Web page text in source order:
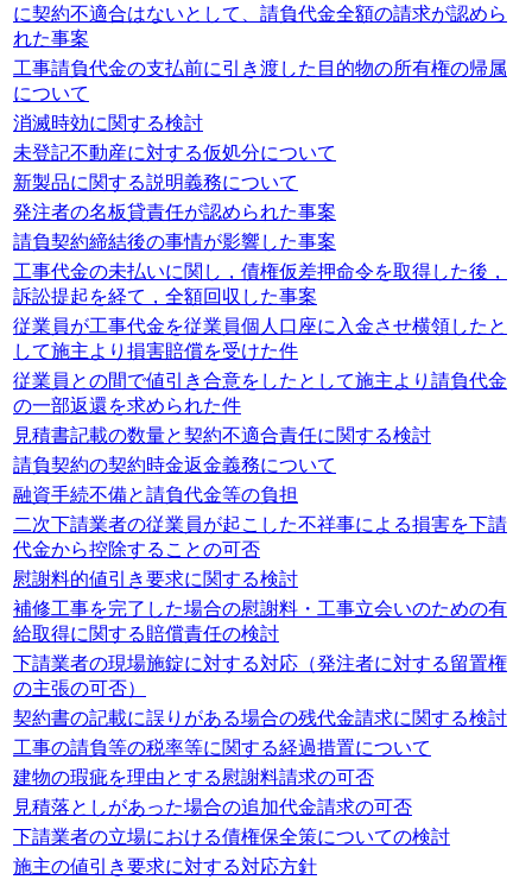
に契約不適合はないとして、請負代金全額の請求が認めら
れた事案
工事請負代金の支払前に引き渡した目的物の所有権の帰属
について
消滅時効に関する検討
未登記不動産に対する仮処分について
新製品に関する説明義務について
発注者の名板貸責任が認められた事案
請負契約締結後の事情が影響した事案
工事代金の未払いに関し，債権仮差押命令を取得した後，
訴訟提起を経て，全額回収した事案
従業員が工事代金を従業員個人口座に入金させ横領したと
して施主より損害賠償を受けた件
従業員との間で値引き合意をしたとして施主より請負代金
の一部返還を求められた件
見積書記載の数量と契約不適合責任に関する検討
請負契約の契約時金返金義務について
融資手続不備と請負代金等の負担
二次下請業者の従業員が起こした不祥事による損害を下請
代金から控除することの可否
慰謝料的値引き要求に関する検討
補修工事を完了した場合の慰謝料・工事立会いのための有
給取得に関する賠償責任の検討
下請業者の現場施錠に対する対応（発注者に対する留置権
の主張の可否）
契約書の記載に誤りがある場合の残代金請求に関する検討
工事の請負等の税率等に関する経過措置について
建物の瑕疵を理由とする慰謝料請求の可否
見積落としがあった場合の追加代金請求の可否
下請業者の立場における債権保全策についての検討
施主の値引き要求に対する対応方針